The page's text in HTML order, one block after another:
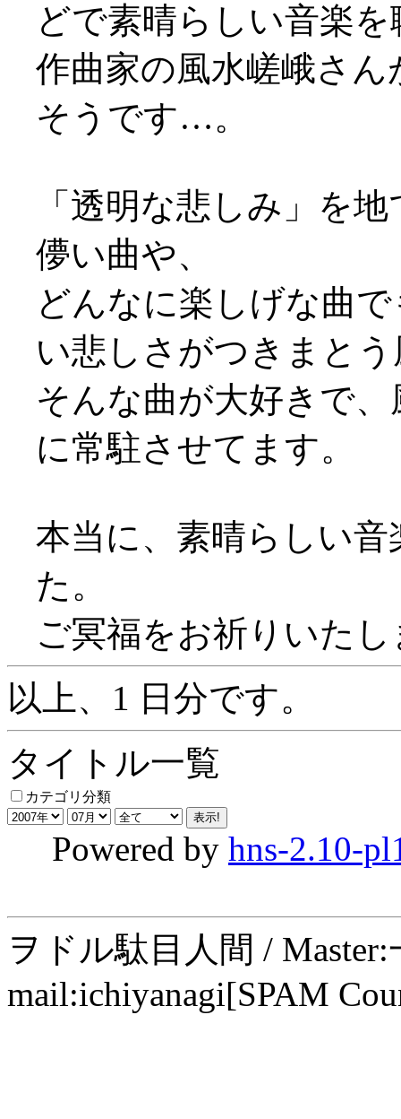
どで素晴らしい音楽
作曲家の風水嵯峨さ
そうです…。
「透明な悲しみ」を
儚い曲や、
どんなに楽しげな曲
い悲しさがつきまと
そんな曲が大好きで
に常駐させてます。
本当に、素晴らしい
た。
ご冥福をお祈りいた
以上、1 日分です。
タイトル一覧
カテゴリ分類
Powered by hns-2.10-
ヲドル駄目人間 /
mail:ichiyanagi[SPAM